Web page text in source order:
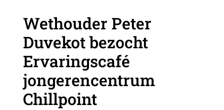
Wethouder Peter
Duvekot bezocht
Ervaringscafé
jongerencentrum
Chillpoint